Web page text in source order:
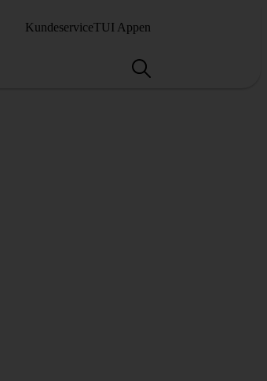
KundeserviceTUI Appen